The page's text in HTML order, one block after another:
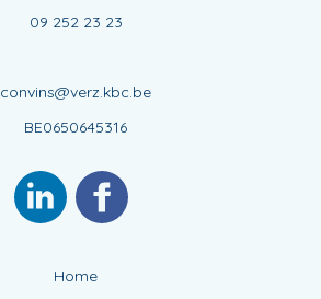
09 252 23 23
convins@verz.kbc.be
BE0650645316
Home